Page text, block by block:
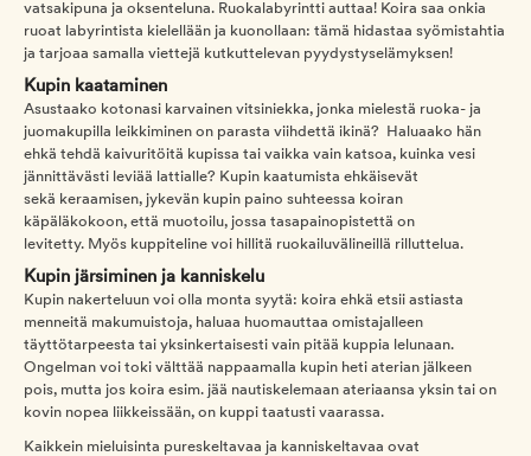
vatsakipuna ja oksenteluna. Ruokalabyrintti auttaa! Koira saa onkia
ruoat labyrintista kielellään ja kuonollaan: tämä hidastaa syömistahtia
ja tarjoaa samalla viettejä kutkuttelevan pyydystyselämyksen!
Kupin kaataminen
Asustaako kotonasi karvainen vitsiniekka, jonka mielestä ruoka- ja
juomakupilla leikkiminen on parasta viihdettä ikinä? Haluaako hän
ehkä tehdä kaivuritöitä kupissa tai vaikka vain katsoa, kuinka vesi
jännittävästi leviää lattialle? Kupin kaatumista ehkäisevät
sekä keraamisen, jykevän kupin paino suhteessa koiran
käpäläkokoon, että muotoilu, jossa tasapainopistettä on
levitetty. Myös kuppiteline voi hillitä ruokailuvälineillä rilluttelua.
Kupin järsiminen ja kanniskelu
Kupin nakerteluun voi olla monta syytä: koira ehkä etsii astiasta
menneitä makumuistoja, haluaa huomauttaa omistajalleen
täyttötarpeesta tai yksinkertaisesti vain pitää kuppia lelunaan.
Ongelman voi toki välttää nappaamalla kupin heti aterian jälkeen
pois, mutta jos koira esim. jää nautiskelemaan ateriaansa yksin tai on
kovin nopea liikkeissään, on kuppi taatusti vaarassa.
Kaikkein mieluisinta pureskeltavaa ja kanniskeltavaa ovat